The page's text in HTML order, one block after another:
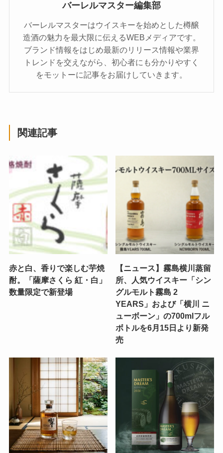
バーレルマスター編集部
バーレルマスターはウイスキーを始めとした樽醸
造酒の魅力を最大限に伝えるWEBメディアです。
ブランド情報をはじめ最新のリリース情報や業界
トレンドを交えながら、初心者にも分かりやすく
をモットーに記事をお届けしていきます。
関連記事
赤と白、香りで楽しむ芋焼
酎。「薩摩さくら 紅・白」
数量限定で新登場
【ニュース】霧島横川蒸留
所、人気ウイスキー「シン
グルモルト霧島 2
YEARS」および「横川 ニ
ューボーン」の700mlフル
ボトルを6月15日より新発
売